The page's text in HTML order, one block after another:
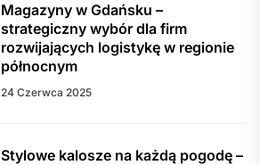
Magazyny w Gdańsku –
strategiczny wybór dla firm
rozwijających logistykę w regionie
północnym
24 Czerwca 2025
Stylowe kalosze na każdą pogodę –